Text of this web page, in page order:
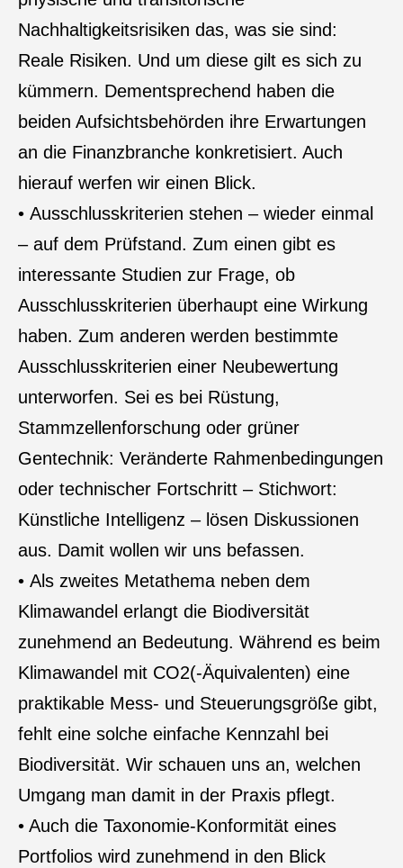
Nachhaltigkeitsrisiken das, was sie sind:
Reale Risiken. Und um diese gilt es sich zu
kümmern. Dementsprechend haben die
beiden Aufsichtsbehörden ihre Erwartungen
an die Finanzbranche konkretisiert. Auch
hierauf werfen wir einen Blick.
• Ausschlusskriterien stehen – wieder einmal
– auf dem Prüfstand. Zum einen gibt es
interessante Studien zur Frage, ob
Ausschlusskriterien überhaupt eine Wirkung
haben. Zum anderen werden bestimmte
Ausschlusskriterien einer Neubewertung
unterworfen. Sei es bei Rüstung,
Stammzellenforschung oder grüner
Gentechnik: Veränderte Rahmenbedingungen
oder technischer Fortschritt – Stichwort:
Künstliche Intelligenz – lösen Diskussionen
aus. Damit wollen wir uns befassen.
• Als zweites Metathema neben dem
Klimawandel erlangt die Biodiversität
zunehmend an Bedeutung. Während es beim
Klimawandel mit CO2(-Äquivalenten) eine
praktikable Mess- und Steuerungsgröße gibt,
fehlt eine solche einfache Kennzahl bei
Biodiversität. Wir schauen uns an, welchen
Umgang man damit in der Praxis pflegt.
• Auch die Taxonomie-Konformität eines
Portfolios wird zunehmend in den Blick